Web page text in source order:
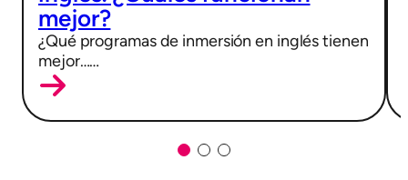
mejor?
¿Qué programas de inmersión en inglés tienen
mejor……